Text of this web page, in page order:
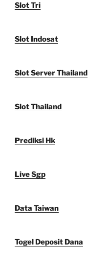
Slot Tri
Slot Indosat
Slot Server Thailand
Slot Thailand
Prediksi Hk
Live Sgp
Data Taiwan
Togel Deposit Dana